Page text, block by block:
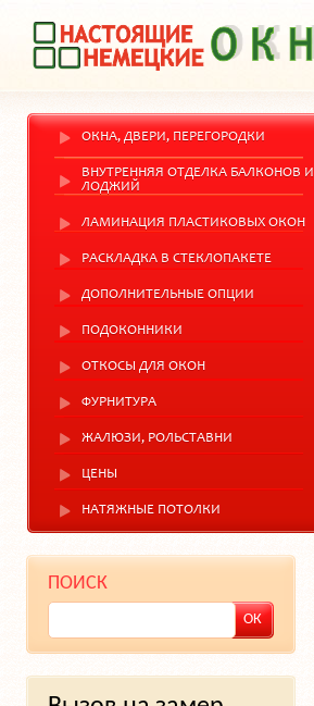
ОКНА, ДВЕРИ, ПЕРЕГОРОДКИ
ВНУТРЕННЯЯ ОТДЕЛКА БАЛКОНОВ И
ЛОДЖИЙ
ЛАМИНАЦИЯ ПЛАСТИКОВЫХ ОКОН
РАСКЛАДКА В СТЕКЛОПАКЕТЕ
ДОПОЛНИТЕЛЬНЫЕ ОПЦИИ
ПОДОКОННИКИ
ОТКОСЫ ДЛЯ ОКОН
ФУРНИТУРА
ЖАЛЮЗИ, РОЛЬСТАВНИ
ЦЕНЫ
НАТЯЖНЫЕ ПОТОЛКИ
ПОИСК